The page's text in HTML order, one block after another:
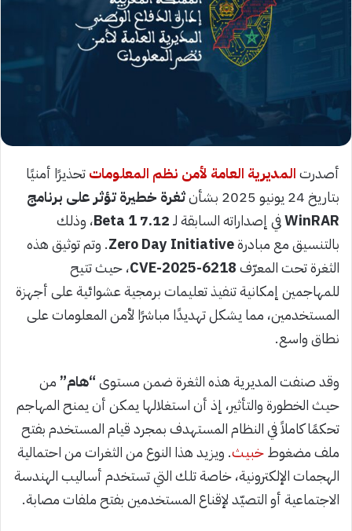
أصدرتالمديرية العامة لأمن نظم المعلوماتتحذيرًا أمنيًا
بتاريخ 24 يونيو 2025 بشأن
ثغرة خطيرة تؤثر على برنامج
WinRARفي إصداراته السابقة لـ7.12 Beta 1
، وذلك
بالتنسيق مع مبادرةZero Day Initiative. وتم توثيق هذه
الثغرة تحت المعرّفCVE-2025-6218، حيث تتيح
للمهاجمين إمكانية تنفيذ تعليمات برمجية عشوائية على أجهزة
المستخدمين، مما يشكل تهديدًا مباشرًا لأمن المعلومات على
نطاق واسع.
وقد صنفت المديرية هذه الثغرة ضمن مستوى“هام”من
حيث الخطورة والتأثير، إذ أن استغلالها يمكن أن يمنح المهاجم
تحكمًا كاملاً في النظام المستهدف بمجرد قيام المستخدم بفتح
ملف مضغوطخبيث. ويزيد هذا النوع من الثغرات من احتمالية
الهجمات الإلكترونية، خاصة تلك التي تستخدم أساليب الهندسة
الاجتماعية أو التصيّد لإقناع المستخدمين بفتح ملفات مصابة.